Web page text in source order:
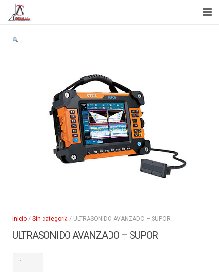
Inicio
Inicio / Sin categoría / ULTRASONIDO AVANZADO – SUPOR
ULTRASONIDO AVANZADO – SUPOR
AVANZADO